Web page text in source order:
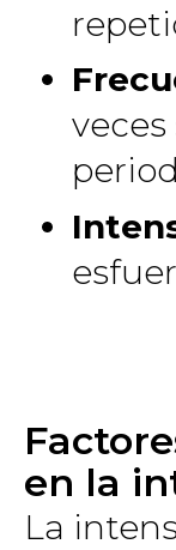
en la
La